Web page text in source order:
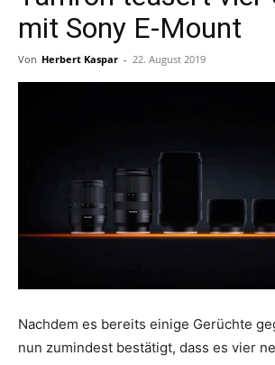
mit Sony E-Mount
Von Herbert Kaspar - 22. August 2019
Nachdem es bereits einige Gerüchte
nun zumindest bestätigt, dass es vier